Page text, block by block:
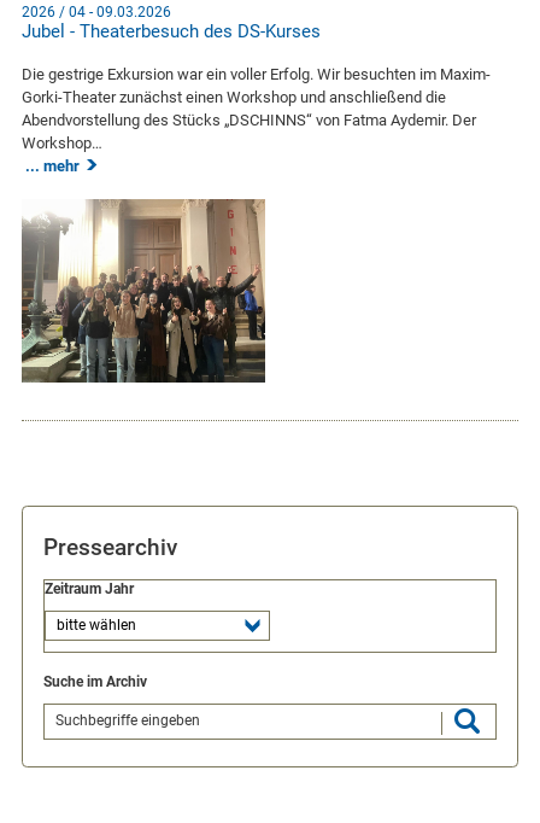
2026 / 04 - 09.03.2026
Jubel - Theaterbesuch des DS-Kurses
Die gestrige Exkursion war ein voller Erfolg. Wir besuchten im Maxim-
Gorki-Theater zunächst einen Workshop und anschließend die
Abendvorstellung des Stücks „DSCHINNS“ von Fatma Aydemir. Der
Workshop…
mehr
Pressearchiv
Zeitraum Jahr
Suche im Archiv